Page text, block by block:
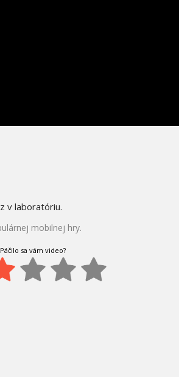
v laboratóriu.
mobilnej hry.
Páčilo sa vám video?